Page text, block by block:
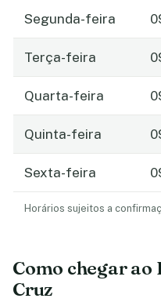
Segunda-feira
Terça-feira
Quarta-feira
Quinta-feira
Sexta-feira
Horários sujeitos a
Como chegar
Cruz